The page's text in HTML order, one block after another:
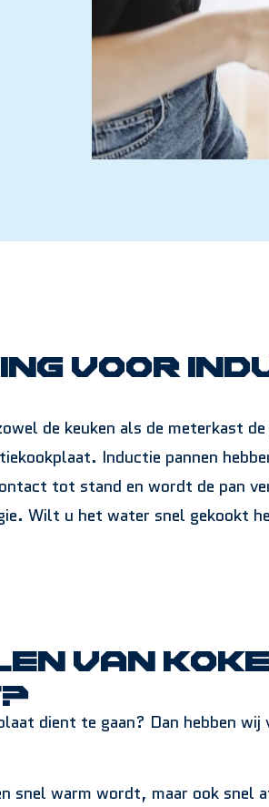
voor
de keuken als de meterkast
Inductie pannen
tot stand en wordt de pan
Wilt u het water snel gekookt
van
dient te gaan? Dan hebben wij
snel warm wordt, maar ook snel